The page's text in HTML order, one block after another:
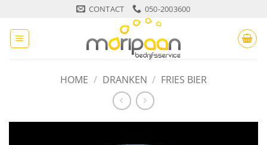
inhoud
CONTACT 050-2003600
HOME / DRANKEN / FRIES BIER